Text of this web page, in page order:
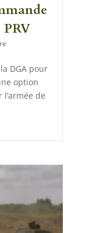
PRV
DGA pour
option
de